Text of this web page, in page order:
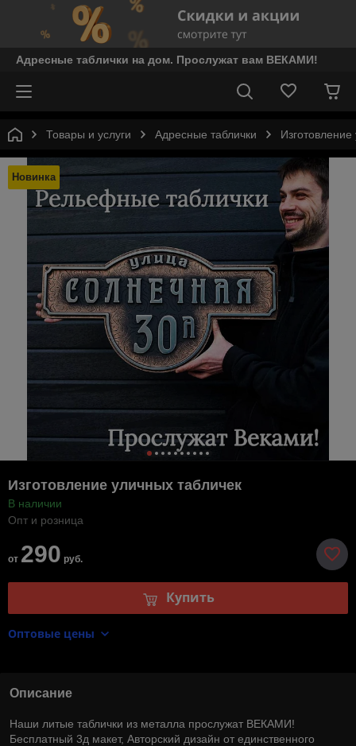
Адресные таблички на дом. Прослужат вам ВЕКАМИ!
Товары и услуги Адресные таблички
Новинка
Изготовление уличных табличек
В наличии
Опт и розница
от 290 руб.
Купить
Оптовые цены
Описание
Наши литые таблички из металла прослужат ВЕКАМИ!
Бесплатный 3д макет, Авторский дизайн от единственного